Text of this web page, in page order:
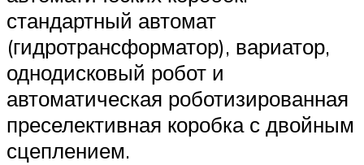
стандартный автомат
(гидротрансформатор), вариатор,
однодисковый робот и
автоматическая роботизированная
преселективная коробка с двойным
сцеплением.